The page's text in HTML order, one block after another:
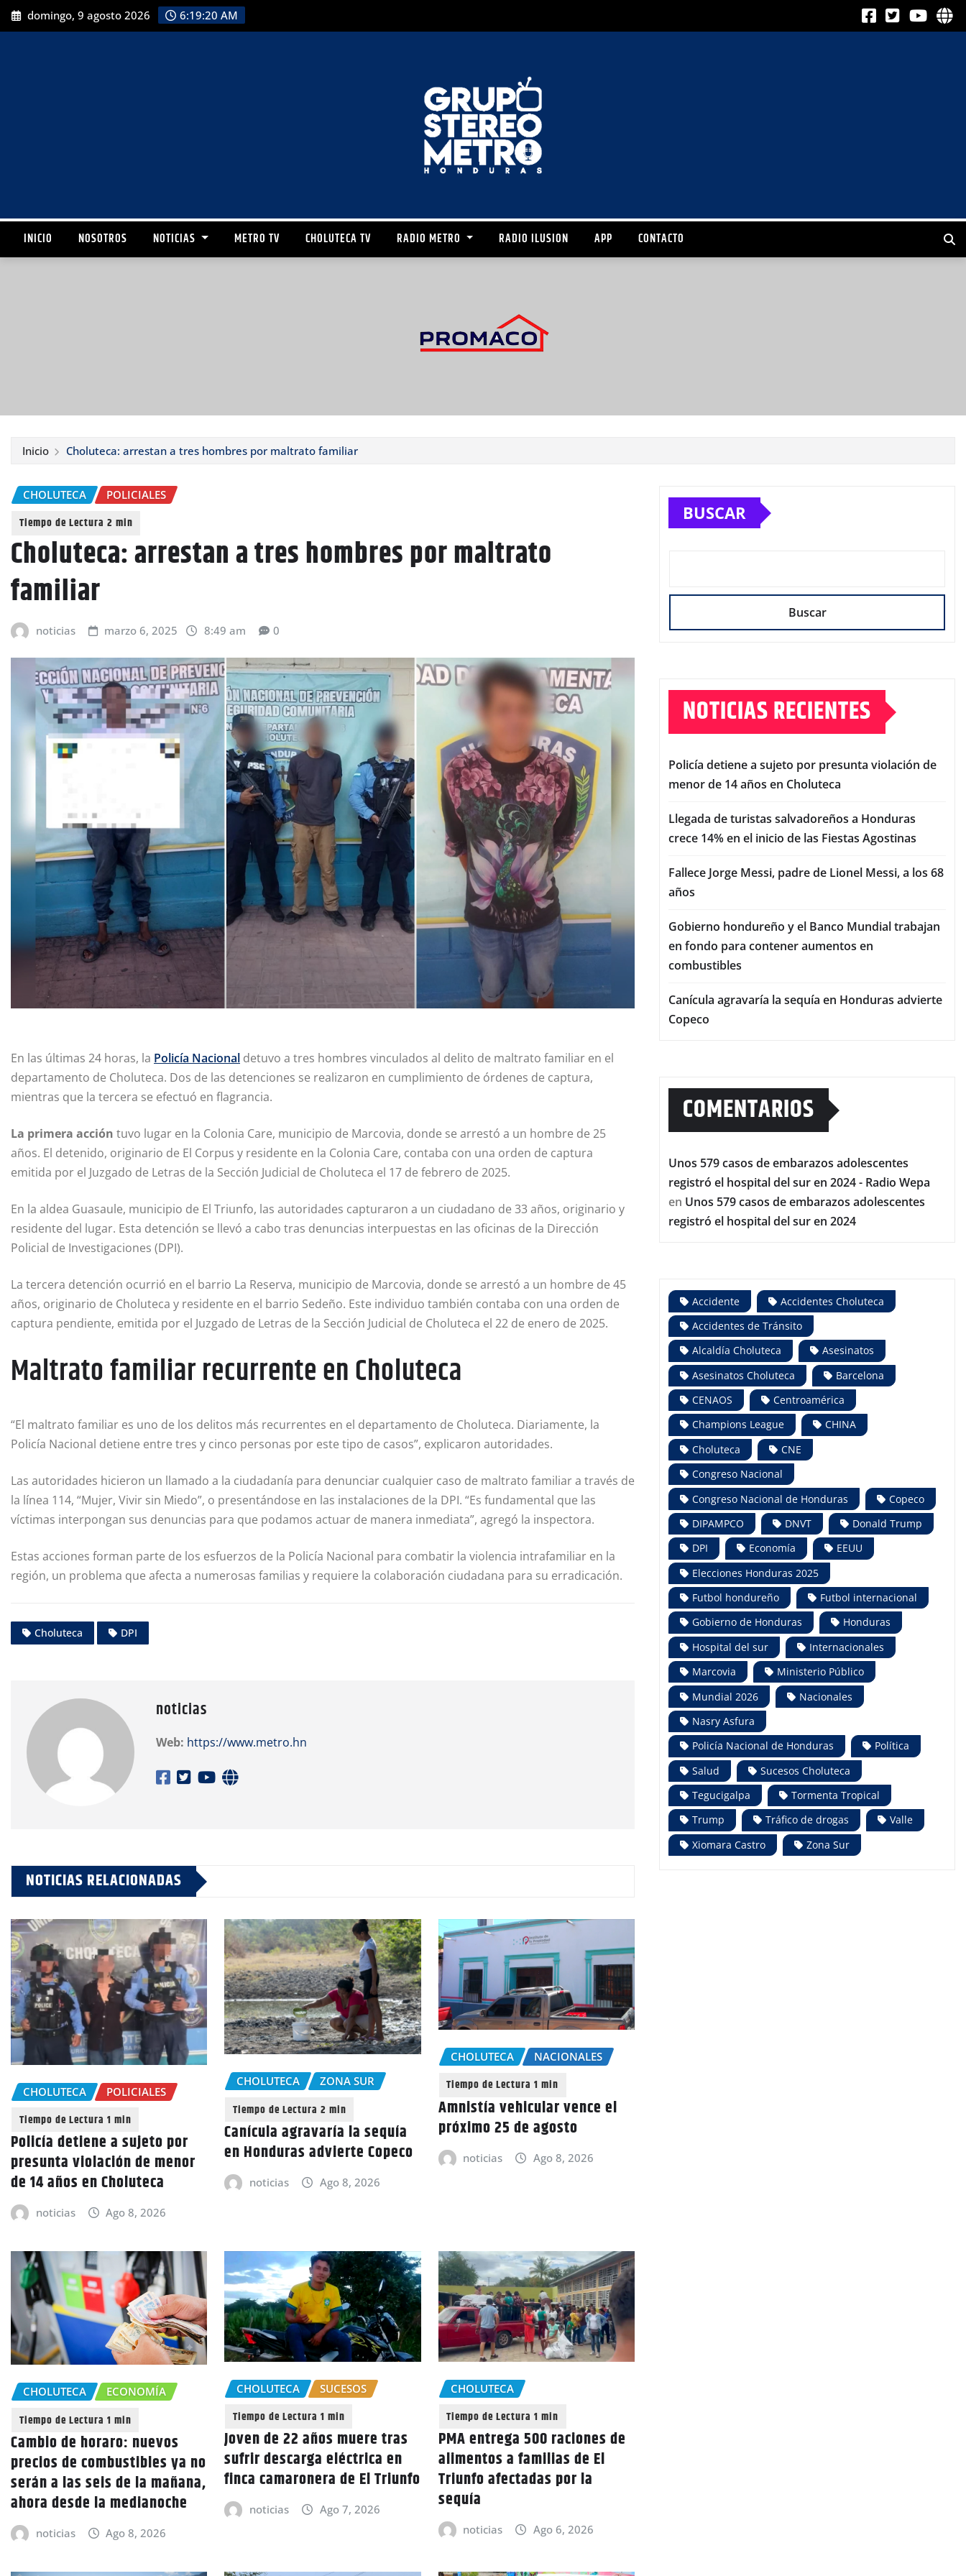
domingo, 9 agosto 2026 6:19:21 AM
INICIO NOSOTROS NOTICIAS METRO TV CHOLUTECA TV RADIO METRO RADIO ILUSION APP CONTACTO
Inicio Choluteca: arrestan a tres hombres por maltrato familiar
CHOLUTECA POLICIALES
Choluteca: arrestan a tres hombres por maltrato
familiar
noticias marzo 6, 2025 8:49 am 0
En las últimas 24 horas, la Policía Nacional detuvo a tres hombres vinculados al delito de maltrato familiar en el
departamento de Choluteca. Dos de las detenciones se realizaron en cumplimiento de órdenes de captura,
mientras que la tercera se efectuó en flagrancia.
La primera acción tuvo lugar en la Colonia Care, municipio de Marcovia, donde se arrestó a un hombre de 25
años. El detenido, originario de El Corpus y residente en la Colonia Care, contaba con una orden de captura
emitida por el Juzgado de Letras de la Sección Judicial de Choluteca el 17 de febrero de 2025.
En la aldea Guasaule, municipio de El Triunfo, las autoridades capturaron a un ciudadano de 33 años, originario y
residente del lugar. Esta detención se llevó a cabo tras denuncias interpuestas en las oficinas de la Dirección
Policial de Investigaciones (DPI).
La tercera detención ocurrió en el barrio La Reserva, municipio de Marcovia, donde se arrestó a un hombre de 45
años, originario de Choluteca y residente en el barrio Sedeño. Este individuo también contaba con una orden de
captura pendiente, emitida por el Juzgado de Letras de la Sección Judicial de Choluteca el 22 de enero de 2025.
Maltrato familiar recurrente en Choluteca
“El maltrato familiar es uno de los delitos más recurrentes en el departamento de Choluteca. Diariamente, la
Policía Nacional detiene entre tres y cinco personas por este tipo de casos”, explicaron autoridades.
Las autoridades hicieron un llamado a la ciudadanía para denunciar cualquier caso de maltrato familiar a través de
la línea 114, “Mujer, Vivir sin Miedo”, o presentándose en las instalaciones de la DPI. “Es fundamental que las
víctimas interpongan sus denuncias para que podamos actuar de manera inmediata”, agregó la inspectora.
Estas acciones forman parte de los esfuerzos de la Policía Nacional para combatir la violencia intrafamiliar en la
región, un problema que afecta a numerosas familias y requiere la colaboración ciudadana para su erradicación.
Choluteca DPI
noticias
Web: https://www.metro.hn
NOTICIAS RELACIONADAS
CHOLUTECA POLICIALES
Policía detiene a sujeto por
presunta violación de menor
de 14 años en Choluteca
noticias Ago 8, 2026
CHOLUTECA ZONA SUR
Canícula agravaría la sequía
en Honduras advierte Copeco
noticias Ago 8, 2026
CHOLUTECA NACIONALES
Amnistía vehicular vence el
próximo 25 de agosto
noticias Ago 8, 2026
CHOLUTECA ECONOMÍA
Cambio de horaro: nuevos
precios de combustibles ya no
serán a las seis de la mañana,
ahora desde la medianoche
noticias Ago 8, 2026
CHOLUTECA SUCESOS
Joven de 22 años muere tras
sufrir descarga eléctrica en
finca camaronera de El Triunfo
noticias Ago 7, 2026
CHOLUTECA
PMA entrega 500 raciones de
alimentos a familias de El
Triunfo afectadas por la
sequía
noticias Ago 6, 2026
BUSCAR
Buscar
NOTICIAS RECIENTES
Policía detiene a sujeto por presunta violación de
menor de 14 años en Choluteca
Llegada de turistas salvadoreños a Honduras
crece 14% en el inicio de las Fiestas Agostinas
Fallece Jorge Messi, padre de Lionel Messi, a los 68
años
Gobierno hondureño y el Banco Mundial trabajan
en fondo para contener aumentos en
combustibles
Canícula agravaría la sequía en Honduras advierte
Copeco
COMENTARIOS
Unos 579 casos de embarazos adolescentes
registró el hospital del sur en 2024 - Radio Wepa
en Unos 579 casos de embarazos adolescentes
registró el hospital del sur en 2024
Accidente
Accidentes Choluteca
Accidentes de Tránsito
Alcaldía Choluteca
Asesinatos
Asesinatos Choluteca
Barcelona
CENAOS
Centroamérica
Champions League
CHINA
Choluteca
CNE
Congreso Nacional
Congreso Nacional de Honduras
Copeco
DIPAMPCO
DNVT
Donald Trump
DPI
Economía
EEUU
Elecciones Honduras 2025
Futbol hondureño
Futbol internacional
Gobierno de Honduras
Honduras
Hospital del sur
Internacionales
Marcovia
Ministerio Público
Mundial 2026
Nacionales
Nasry Asfura
Policía Nacional de Honduras
Política
Salud
Sucesos Choluteca
Tegucigalpa
Tormenta Tropical
Trump
Tráfico de drogas
Valle
Xiomara Castro
Zona Sur